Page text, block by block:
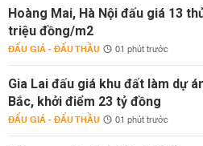
Hoàng Mai, Hà Nội đấu giá 13
triệu đồng/m2
ĐẤU GIÁ - ĐẤU THẦU 01 phút trước
Gia Lai đấu giá khu đất làm dự
Bắc, khởi điểm 23 tỷ đồng
ĐẤU GIÁ - ĐẤU THẦU 01 phút trước